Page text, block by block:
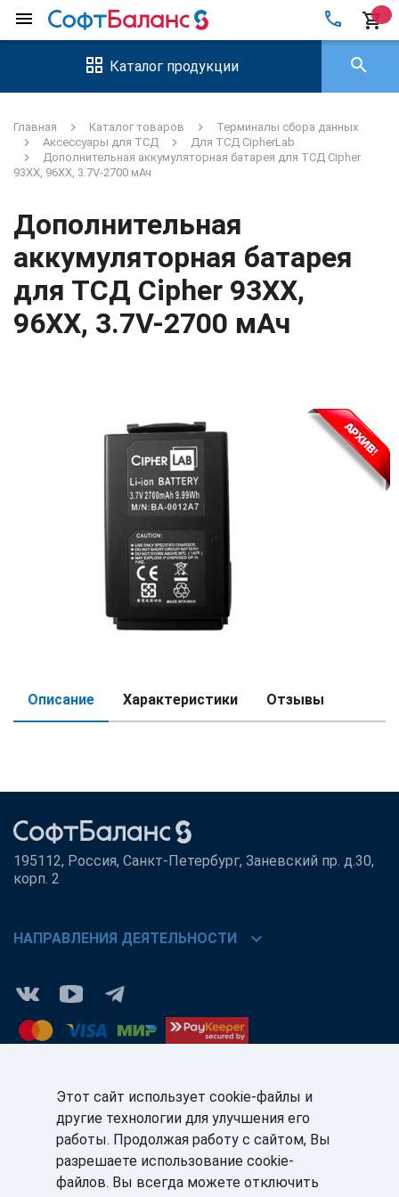
menu local_phone shopping_cart
Каталог продукции search
Главная Каталог товаров
Терминалы сбора данных
Аксессуары для ТСД
Для ТСД CipherLab
Дополнительная аккумуляторная батарея для ТСД Cipher
93ХХ, 96XX, 3.7V-2700 мАч
Дополнительная
аккумуляторная батарея
для ТСД Cipher 93ХХ,
96XX, 3.7V-2700 мАч
Описание Характеристики Отзывы
195112, Россия, Санкт-Петербург, Заневский пр. д.30,
корп. 2
НАПРАВЛЕНИЯ ДЕЯТЕЛЬНОСТИ chevron_right
КЛИЕНТАМ:
+7 (812) 327-5141
sale@sb-sale.ru
ПАРТНЁРАМ:
+7 (812) 327-5025
partner@softbalance.ru
Этот сайт использует cookie-файлы и
другие технологии для улучшения его
работы. Продолжая работу с сайтом, Вы
разрешаете использование cookie-
файлов. Вы всегда можете отключить